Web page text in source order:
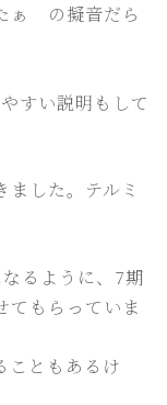
ぁ の擬音だら
すい説明もして
ました。テルミ
るように、7期
てもらっていま
こともあるけ